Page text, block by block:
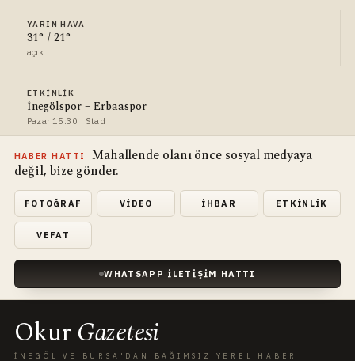
YARIN HAVA
31° / 21°
açık
ETKINLIK
İnegölspor – Erbaaspor
Pazar 15:30 · Stad
HABER HATTI
Mahallende olanı önce sosyal medyaya
değil, bize gönder.
FOTOĞRAF VIDEO İHBAR ETKINLIK
VEFAT
WHATSAPP İLETIŞIM HATTI
OkurGazetesi
İNEGÖL VE BURSA'DAN BAĞIMSIZ YEREL HABER